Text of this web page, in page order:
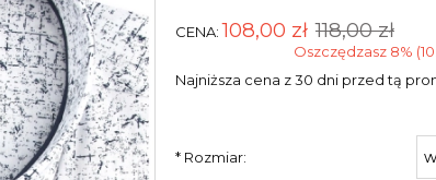
CENA: 108,00 zł 118,00 zł
Oszczędzasz 8%
Najniższa cena z 30 dni przed tą
Jeżeli produkt jest
niż 30 dni,
cena od momentu,
* Rozmiar: